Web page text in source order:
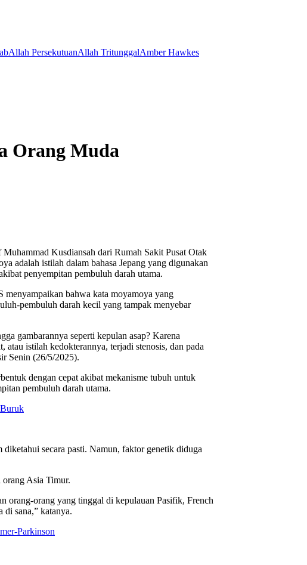
Allah PersekutuanAllah TritunggalAmber Hawkes
Orang Muda
Kusdiansah dari Rumah Sakit Pusat Otak
adalah istilah dalam bahasa Jepang yang digunakan
penyempitan pembuluh darah utama.
bahwa kata moyamoya yang
pembuluh darah kecil yang tampak menyebar
gambarannya seperti kepulan asap? Karena
istilah kedokterannya, terjadi stenosis, dan pada
Senin (26/5/2025).
dengan cepat akibat mekanisme tubuh untuk
pembuluh darah utama.
secara pasti. Namun, faktor genetik diduga
Asia Timur.
orang-orang yang tinggal di kepulauan Pasifik, French
sana,” katanya.
Parkinson